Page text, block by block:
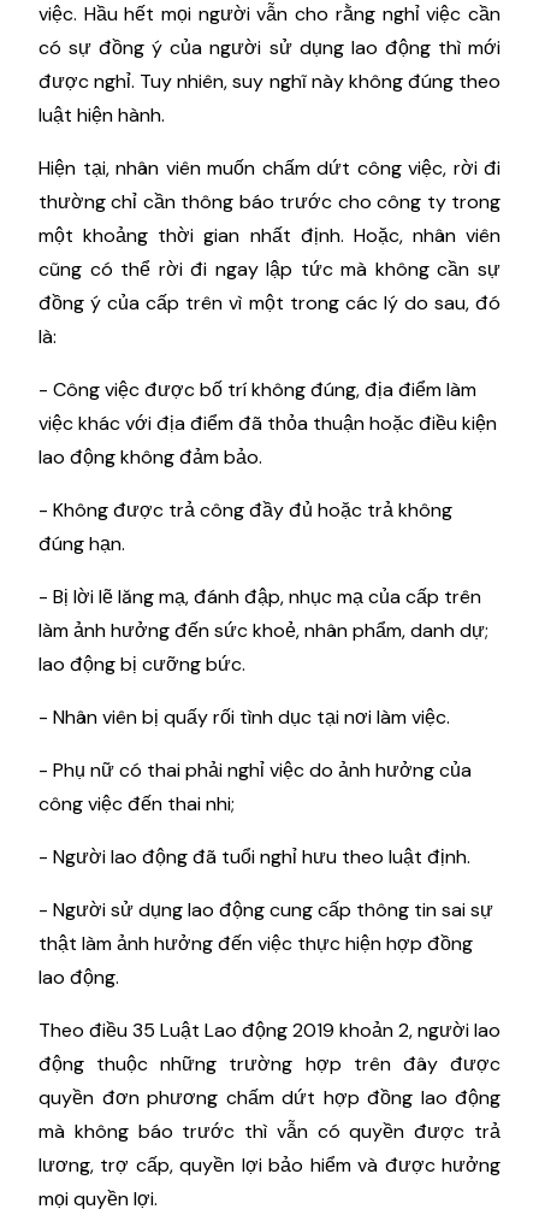
việc. Hầu hết mọi người vẫn cho rằng nghỉ việc cần
có sự đồng ý của người sử dụng lao động thì mới
được nghỉ. Tuy nhiên, suy nghĩ này không đúng theo
luật hiện hành.
Hiện tại, nhân viên muốn chấm dứt công việc, rời đi
thường chỉ cần thông báo trước cho công ty trong
một khoảng thời gian nhất định. Hoặc, nhân viên
cũng có thể rời đi ngay lập tức mà không cần sự
đồng ý của cấp trên vì một trong các lý do sau, đó
là:
- Công việc được bố trí không đúng, địa điểm làm
việc khác với địa điểm đã thỏa thuận hoặc điều kiện
lao động không đảm bảo.
- Không được trả công đầy đủ hoặc trả không
đúng hạn.
- Bị lời lẽ lăng mạ, đánh đập, nhục mạ của cấp trên
làm ảnh hưởng đến sức khoẻ, nhân phẩm, danh dự;
lao động bị cưỡng bức.
- Nhân viên bị quấy rối tình dục tại nơi làm việc.
- Phụ nữ có thai phải nghỉ việc do ảnh hưởng của
công việc đến thai nhi;
- Người lao động đã tuổi nghỉ hưu theo luật định.
- Người sử dụng lao động cung cấp thông tin sai sự
thật làm ảnh hưởng đến việc thực hiện hợp đồng
lao động.
Theo điều 35 Luật Lao động 2019 khoản 2, người lao
động thuộc những trường hợp trên đây được
quyền đơn phương chấm dứt hợp đồng lao động
mà không báo trước thì vẫn có quyền được trả
lương, trợ cấp, quyền lợi bảo hiểm và được hưởng
mọi quyền lợi.